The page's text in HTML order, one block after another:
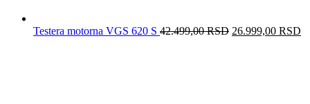
Testera motorna VGS 620 S 42.499,00RSD Originalna
26.999,00 RSD